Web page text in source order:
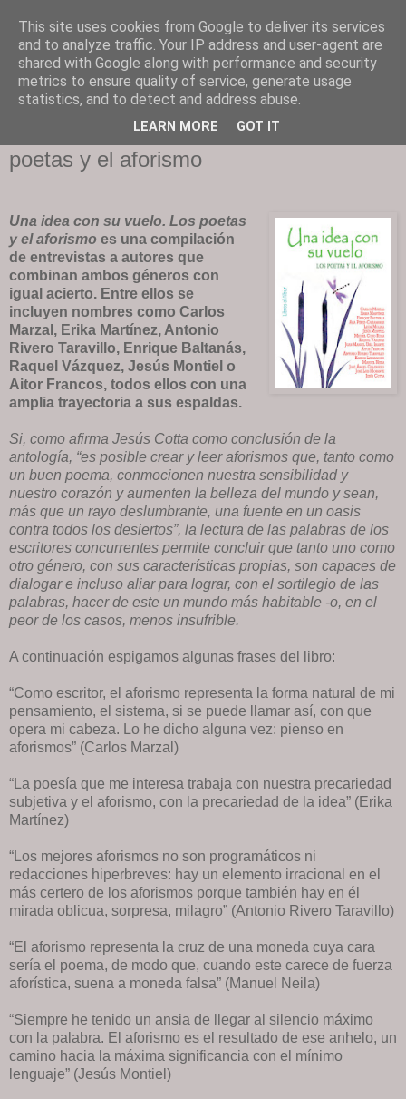
TODO AFORISMOS. NADA MENOS QUE AFORISMOS.
GESTIONA: CYPRESS CULTURA
UNA IDEA CON SU VUELO. Los
poetas y el aforismo
Una idea con su vuelo. Los poetas
y el aforismo es una compilación
de entrevistas a autores que
combinan ambos géneros con
igual acierto. Entre ellos se
incluyen nombres como Carlos
Marzal, Erika Martínez, Antonio
Rivero Taravillo, Enrique Baltanás,
Raquel Vázquez, Jesús Montiel o
Aitor Francos, todos ellos con una
amplia trayectoria a sus espaldas.
Si, como afirma Jesús Cotta como conclusión de la
antología, “es posible crear y leer aforismos que, tanto como
un buen poema, conmocionen nuestra sensibilidad y
nuestro corazón y aumenten la belleza del mundo y sean,
más que un rayo deslumbrante, una fuente en un oasis
contra todos los desiertos”, la lectura de las palabras de los
escritores concurrentes permite concluir que tanto uno como
otro género, con sus características propias, son capaces de
dialogar e incluso aliar para lograr, con el sortilegio de las
palabras, hacer de este un mundo más habitable -o, en el
peor de los casos, menos insufrible.
A continuación espigamos algunas frases del libro:
“Como escritor, el aforismo representa la forma natural de mi
pensamiento, el sistema, si se puede llamar así, con que
opera mi cabeza. Lo he dicho alguna vez: pienso en
aforismos” (Carlos Marzal)
“La poesía que me interesa trabaja con nuestra precariedad
subjetiva y el aforismo, con la precariedad de la idea” (Erika
Martínez)
“Los mejores aforismos no son programáticos ni
redacciones hiperbreves: hay un elemento irracional en el
más certero de los aforismos porque también hay en él
mirada oblicua, sorpresa, milagro” (Antonio Rivero Taravillo)
“El aforismo representa la cruz de una moneda cuya cara
sería el poema, de modo que, cuando este carece de fuerza
aforística, suena a moneda falsa” (Manuel Neila)
“Siempre he tenido un ansia de llegar al silencio máximo
con la palabra. El aforismo es el resultado de ese anhelo, un
camino hacia la máxima significancia con el mínimo
lenguaje” (Jesús Montiel)
This site uses cookies from Google to deliver its services
and to analyze traffic. Your IP address and user-agent are
shared with Google along with performance and security
metrics to ensure quality of service, generate usage
statistics, and to detect and address abuse.
LEARN MORE GOT IT